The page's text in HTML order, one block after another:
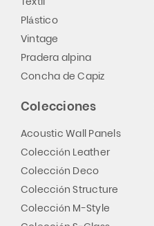
Plástico
Vintage
Pradera alpina
Concha de Capiz
Colecciones
Acoustic Wall Panels
Colección Leather
Colección Deco
Colección Structure
Colección M-Style